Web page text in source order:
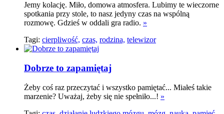
Jemy kolację. Miło, domowa atmosfera. Lubimy te wieczorne
spotkania przy stole, to nasz jedyny czas na wspólną
rozmowę. Gdzieś w oddali gra radio. »
Tagi: cierpliwość, czas, rodzina, telewizor
Dobrze to zapamiętaj
Żeby coś raz przeczytać i wszystko pamiętać... Miałeś takie
marzenie? Uważaj, żeby się nie spełniło...! »